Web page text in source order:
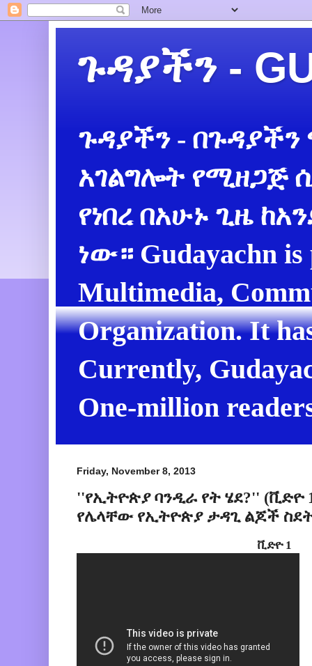
ጉዳያችን -
ጉዳያችን -
አገልግሎት የሚዘጋጅ
የነበረ በአሁኑ ጊዜ
ነው። Gudayachn is
Multimedia,
Organization. It
Currently,
One-million
Friday, November 8, 2013
''የኢትዮጵያ ባንዲራ የት ሄደ?'' (ቪድዮ
የሌላቸው የኢትዮጵያ ታዳጊ ልጆች
ቪድዮ 1